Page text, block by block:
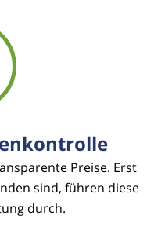
Preise. Erst
sind, führen diese
durch.